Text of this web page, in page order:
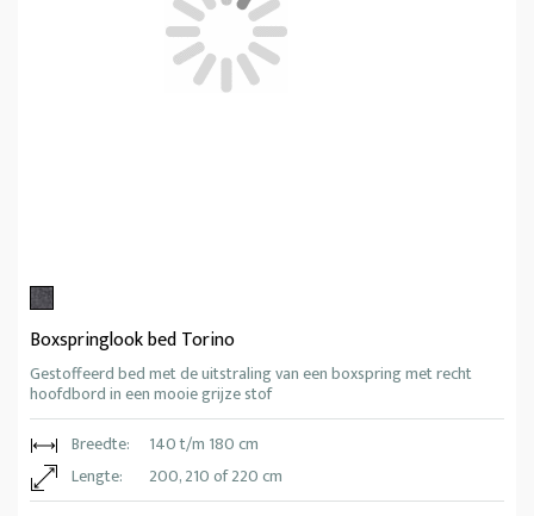
Boxspringlook bed Torino
Gestoffeerd bed met de uitstraling van een boxspring met recht
hoofdbord in een mooie grijze stof
Breedte:
140 t/m 180 cm
Lengte:
200, 210 of 220 cm